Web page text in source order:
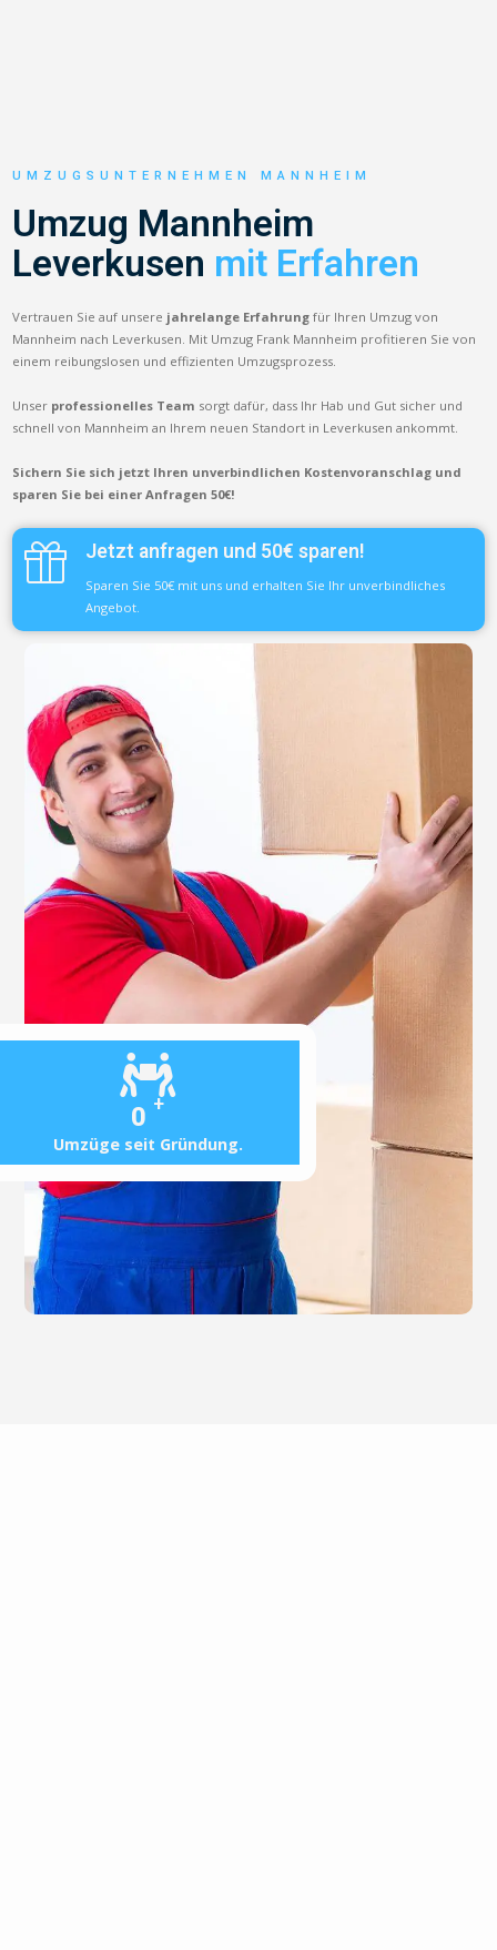
0 +
Umzüge seit Gründung.
UMZUGSUNTERNEHMEN MANNHEIM
Umzug Mannheim
Leverkusen mit Erfahren
Vertrauen Sie auf unsere jahrelange Erfahrung für Ihren Umzug von
Mannheim nach Leverkusen. Mit Umzug Frank Mannheim profitieren Sie von
einem reibungslosen und effizienten Umzugsprozess.
Unser professionelles Team sorgt dafür, dass Ihr Hab und Gut sicher und
schnell von Mannheim an Ihrem neuen Standort in Leverkusen ankommt.
Sichern Sie sich jetzt Ihren unverbindlichen Kostenvoranschlag und
sparen Sie bei einer Anfragen 50€!
Jetzt anfragen und 50€ sparen!
Sparen Sie 50€ mit uns und erhalten Sie Ihr unverbindliches
Angebot.